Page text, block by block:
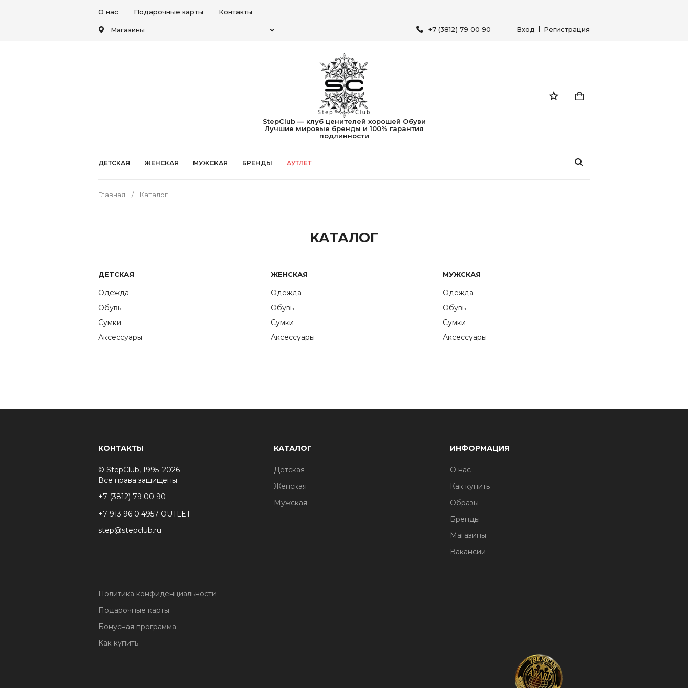
О нас Подарочные карты Контакты
Магазины +7 (3812) 79 00 90 Вход Регистрация
StepClub — клуб ценителей хорошей Обуви
Лучшие мировые бренды и 100% гарантия
подлинности
ДЕТСКАЯ ЖЕНСКАЯ МУЖСКАЯ БРЕНДЫ АУТЛЕТ
Главная Каталог
КАТАЛОГ
ДЕТСКАЯ
Одежда
Обувь
Сумки
Аксессуары
ЖЕНСКАЯ
Одежда
Обувь
Сумки
Аксессуары
МУЖСКАЯ
Одежда
Обувь
Сумки
Аксессуары
КОНТАКТЫ
© StepClub, 1995–2026
Все права защищены
+7 (3812) 79 00 90
+7 913 96 0 4957 OUTLET
step@stepclub.ru
КАТАЛОГ
Детская
Женская
Мужская
ИНФОРМАЦИЯ
О нас
Как купить
Образы
Бренды
Магазины
Вакансии
Политика конфиденциальности
Подарочные карты
Бонусная программа
Как купить